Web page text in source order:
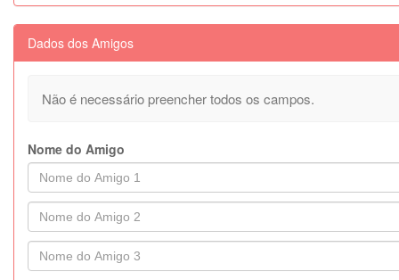
Dados dos Amigos
Não é necessário preencher todos os campos.
Nome do Amigo